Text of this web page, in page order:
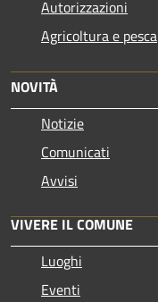
Autorizzazioni
Agricoltura e pesca
NOVITÀ
Notizie
Comunicati
Avvisi
VIVERE IL COMUNE
Luoghi
Eventi